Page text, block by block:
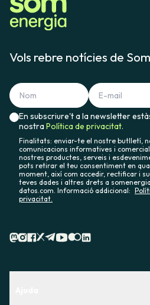
Vols rebre notícies de
En subscriure't a la newsletter
nostraPolítica de privacitat.
Finalitats: enviar-te el nostre butlletí,
comunicacions informatives i
nostres productes, serveis i
pots retirar el teu consentiment en
moment, així com accedir, rectificar i
teves dades i altres drets a
datos.com. Informació addicional:
privacitat.